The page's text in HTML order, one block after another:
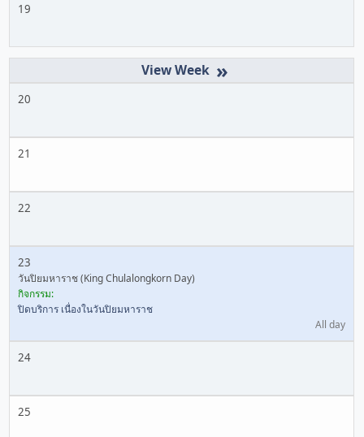
19
»
20
21
22
23
วันปิยมหาราช (King Chulalongkorn Day)
กิจกรรม:
ปิดบริการ เนื่องในวันปิยมหาราช
All day
24
25